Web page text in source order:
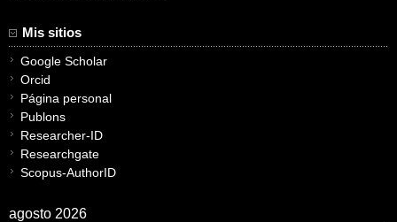
Mis sitios
Google Scholar
Orcid
Página personal
Publons
Researcher-ID
Researchgate
Scopus-AuthorID
agosto 2026